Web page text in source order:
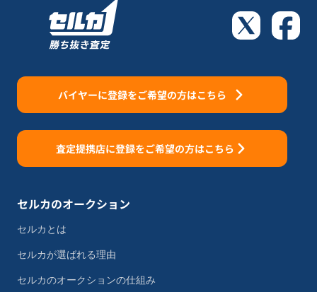
バイヤーに登録をご希望の方はこちら
査定提携店に登録をご希望の方はこちら
セルカのオークション
セルカとは
セルカが選ばれる理由
セルカのオークションの仕組み